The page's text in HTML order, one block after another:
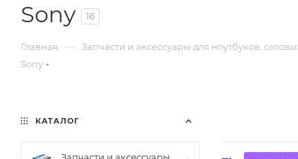
Sony 16
Главная — Запчасти и аксессуары для ноутбуков,
Sony
КАТАЛОГ